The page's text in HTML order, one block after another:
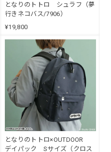
となりのトトロ シュラフ（夢
行きネコバス/7906）
¥19,800
となりのトトロ×OUTDOOR
デイパック Sサイズ（クロス